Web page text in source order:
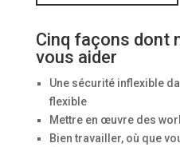
Cinq façons dont
vous aider
Une sécurité inflexible
flexible
Mettre en œuvre des
Bien travailler, où que